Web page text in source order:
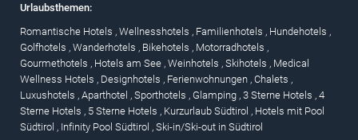
Urlaubsthemen:
Romantische Hotels , Wellnesshotels , Familienhotels , Hundehotels ,
Golfhotels , Wanderhotels , Bikehotels , Motorradhotels ,
Gourmethotels , Hotels am See , Weinhotels , Skihotels , Medical
Wellness Hotels , Designhotels , Ferienwohnungen , Chalets ,
Luxushotels , Aparthotel , Sporthotels , Glamping , 3 Sterne Hotels , 4
Sterne Hotels , 5 Sterne Hotels , Kurzurlaub Südtirol , Hotels mit Pool
Südtirol , Infinity Pool Südtirol , Ski-in/Ski-out in Südtirol